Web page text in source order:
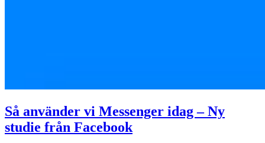
Så använder vi Messenger idag – Ny
studie från Facebook